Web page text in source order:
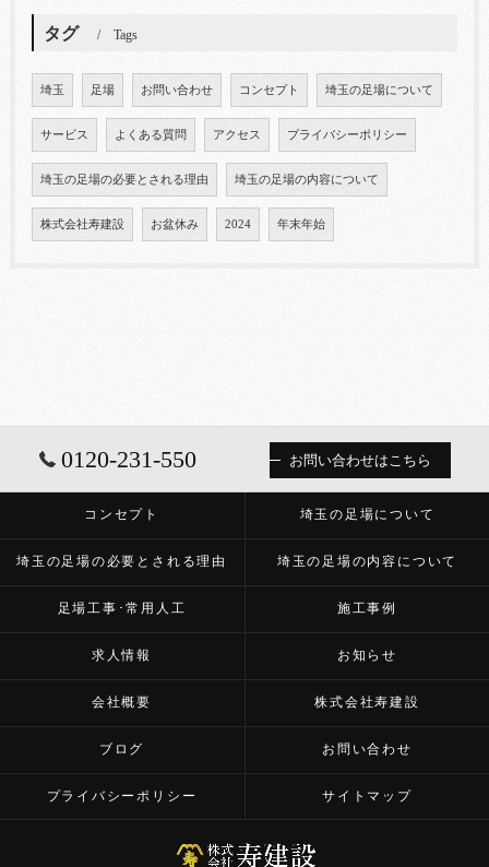
タグ Tags
埼玉 足場 お問い合わせ コンセプト 埼玉の足場について
サービス よくある質問 アクセス プライバシーポリシー
埼玉の足場の必要とされる理由 埼玉の足場の内容について
株式会社寿建設 お盆休み 2024 年末年始
0120-231-550 お問い合わせはこちら
コンセプト 埼玉の足場について
埼玉の足場の必要とされる理由 埼玉の足場の内容について
足場工事･常用人工 施工事例
求人情報 お知らせ
会社概要 株式会社寿建設
ブログ お問い合わせ
プライバシーポリシー サイトマップ